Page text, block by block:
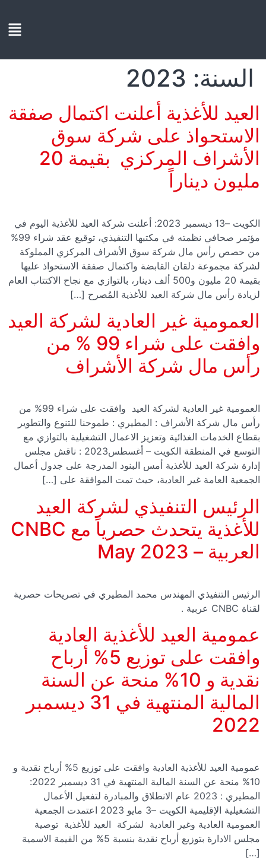
السنة: 2023
العيد للأغذية أعلنت اكتمال صفقة
الاستحواذ على شركة سوق
الأشراف المركزي بقيمة 20
مليون ديناراً
الكويت –13 ديسمبر 2023: أعلنت شركة العيد للأغذية اليوم في
مؤتمر صحافي نظمته في مكتبها التنفيذي، توقيع عقد شراء 99%
من حصص رأس مال شركة سوق الأشراف المركزي المملوكة
لشركة مجموعة دلقان القابضة واكتمال صفقة الاستحواذ عليها
بقيمة 20 مليون و500 ألف دينار، بالتوازي مع نجاح الاكتتاب العام
لزيادة رأس مال شركة العيد للأغذية المُصرح […]
العمومية غير العادية لشركة العيد
وافقت على شراء 99 % من
رأس مال شركة الأشراف
العمومية غير العادية لشركة العيد وافقت على شراء 99% من
رأس مال شركة الأشراف : المطيري : طموحنا للتنوع والتطوير
بقطاع الخدمات الغذائية وتعزيز الاعمال التشغيلية بالتوازي مع
التوسع في المنطقة الكويت – أغسطس2023 : ناقش مجلس
إدارة شركة العيد للأغذية أمس البنود المدرجة على جدول أعمال
الجمعية العامة غير العادية، حيث تمت الموافقة على […]
الرئيس التنفيذي لشركة العيد
للأغذية يتحدث حصرياً مع CNBC
العربية – May 2023
الرئيس التنفيذي المهندس محمد المطيري في تصريحات حصرية
لقناة CNBC عربية .
عمومية العيد للأغذية العادية
وافقت على توزيع 5% أرباح
نقدية و 10% منحة عن السنة
المالية المنتهية في 31 ديسمبر
2022
عمومية العيد للأغذية العادية وافقت على توزيع 5% أرباح نقدية و
10% منحة عن السنة المالية المنتهية في 31 ديسمبر 2022:
المطيري : 2023 عام الانطلاق والمبادرة لتفعيل الأعمال
التشغيلية الإقليمية الكويت –3 مايو 2023 اعتمدت الجمعية
العمومية العادية وغير العادية لشركة العيد للأغذية توصية
مجلس الادارة بتوزيع أرباح نقدية بنسبة 5% من القيمة الاسمية
[…]